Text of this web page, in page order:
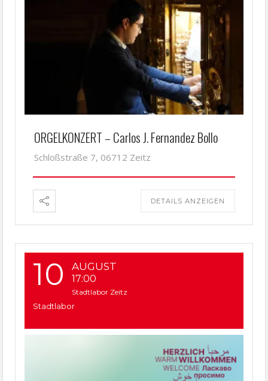
ORGELKONZERT – Carlos J. Fernandez Bollo
Schloßstraße 7, 06712 Zeitz
DETAILS ANZEIGEN
10 AUGUST
17:00
Stadtlabor Zeitz
Stadtlabor